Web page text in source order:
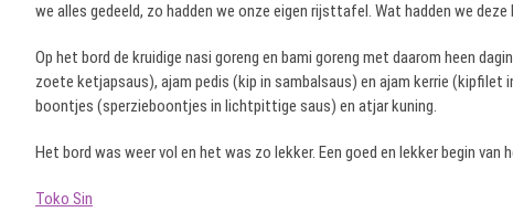
we alles gedeeld, zo hadden we onze eigen rijsttafel. Wat hadden we deze
Op het bord de kruidige nasi goreng en bami goreng met daarom heen
zoete ketjapsaus), ajam pedis (kip in sambalsaus) en ajam kerrie (kipfilet
boontjes (sperzieboontjes in lichtpittige saus) en atjar kuning.
Het bord was weer vol en het was zo lekker. Een goed en lekker begin van
Toko Sin